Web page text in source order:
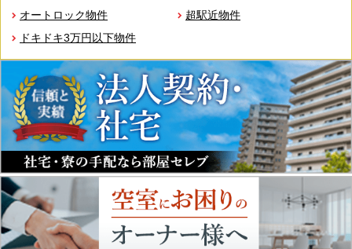
オートロック物件
超駅近物件
ドキドキ3万円以下物件